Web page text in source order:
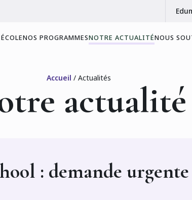
NOS PROGRAMMESNOTRE ACTUALITÉNOUS
Accueil / Actualités
actualité
: demande urgente